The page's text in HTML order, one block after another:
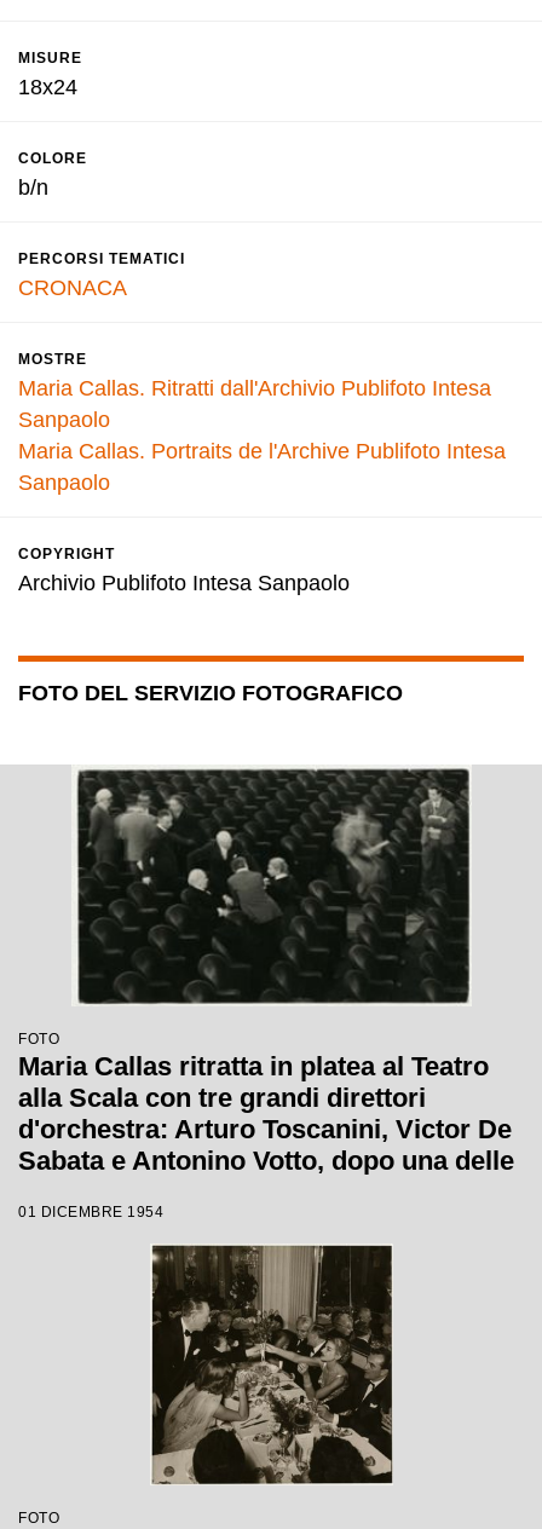
MISURE
18x24
COLORE
b/n
PERCORSI TEMATICI
CRONACA
MOSTRE
Maria Callas. Ritratti dall'Archivio Publifoto Intesa
Sanpaolo
Maria Callas. Portraits de l'Archive Publifoto Intesa
Sanpaolo
COPYRIGHT
Archivio Publifoto Intesa Sanpaolo
FOTO DEL SERVIZIO FOTOGRAFICO
FOTO
Maria Callas ritratta in platea al Teatro
alla Scala con tre grandi direttori
d'orchestra: Arturo Toscanini, Victor De
Sabata e Antonino Votto, dopo una delle
7 dicembre 1954 avrebbe inaugurato la
stagione lirica scaligera
01 DICEMBRE 1954
FOTO